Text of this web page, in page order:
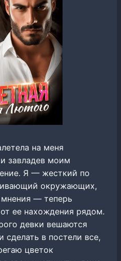
на меня
завладев моим
Я — жесткий по
окружающих,
— теперь
ее нахождения рядом.
девки вешаются
сделать в постели все,
цветок